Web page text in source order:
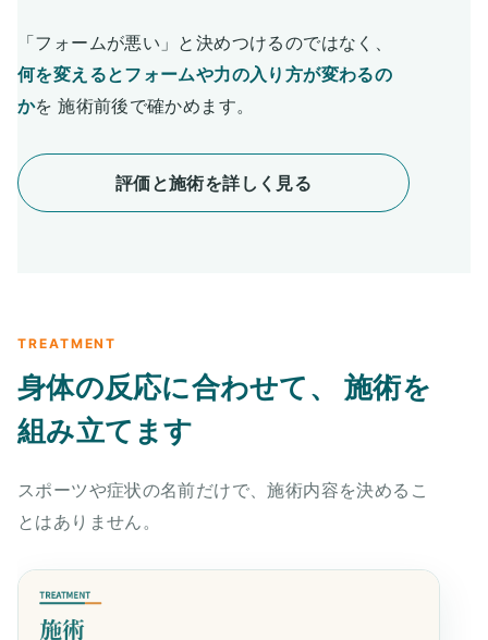
「フォームが悪い」と決めつけるのではなく、
何を変えるとフォームや力の入り方が変わるの
かを 施術前後で確かめます。
評価と施術を詳しく見る
TREATMENT
身体の反応に合わせて、
施術を
組み立てます
スポーツや症状の名前だけで、施術内容を決めるこ
とはありません。